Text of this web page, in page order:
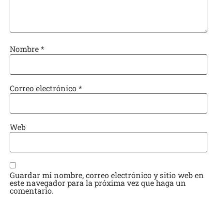
Nombre*
Correo electrónico*
Web
Guardar mi nombre, correo electrónico y sitio web en
este navegador para la próxima vez que haga un
comentario.